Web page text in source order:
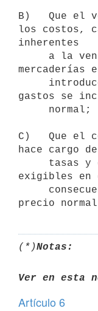
B)   Que el
los costos,
inherentes
mercaderías
gastos se
C)   Que el
hace cargo
exigibles en
(*)Notas:
Ver en esta
Artículo 6